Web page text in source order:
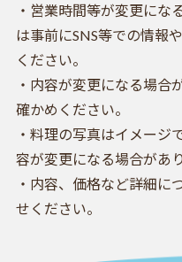
・営業時間等が変更にな
は事前にSNS等での情報
ください。
・内容が変更になる場合
確かめください。
・料理の写真はイメージ
容が変更になる場合があり
・内容、価格など詳細に
せください。